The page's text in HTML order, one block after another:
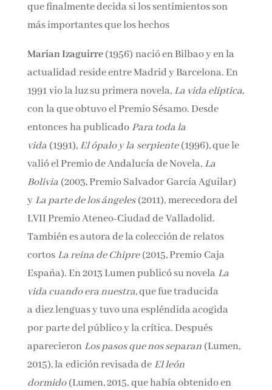
que finalmente decida si los sentimientos son
más importantes que los hechos
Marian Izaguirre(1956) nació en Bilbao y en la
actualidad reside entre Madrid y Barcelona. En
1991 vio la luz su primera novela,La vida elíptica,
con la que obtuvo el Premio Sésamo. Desde
entonces ha publicado Para toda la
vida(1991), El ópalo y la serpiente(1996), que le
valió el Premio de Andalucía de Novela, La
Bolivia(2003, Premio Salvador García Aguilar)
y La parte de los ángeles(2011), merecedora del
LVII Premio Ateneo-Ciudad de Valladolid.
También es autora de la colección de relatos
cortos La reina de Chipre(2015, Premio Caja
España). En 2013 Lumen publicó su novela La
vida cuando era nuestra, que fue traducida
a diez lenguas y tuvo una espléndida acogida
por parte del público y la crítica. Después
aparecieronLos pasos que nos separan(Lumen,
2015), la edición revisada de El león
dormido(Lumen, 2015, que había obtenido en